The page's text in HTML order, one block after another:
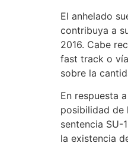
El anhelado
contribuya a
2016. Cabe
fast track o
sobre la
En respuesta
posibilidad de
sentencia SU-
la existencia